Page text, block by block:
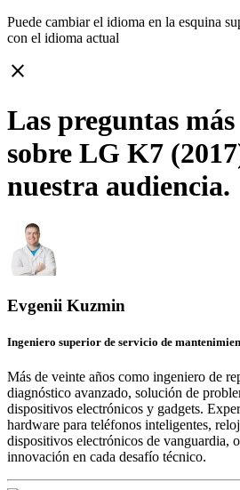
Puede cambiar el idioma en la esquina
con el idioma actual
close
Las preguntas
sobre LG K7
nuestra audiencia.
Evgenii Kuzmin
Ingeniero superior de servicio de
Más de veinte años como ingeniero de
diagnóstico avanzado, solución de
dispositivos electrónicos y gadgets.
hardware para teléfonos inteligentes,
dispositivos electrónicos de vanguardia,
innovación en cada desafío técnico.